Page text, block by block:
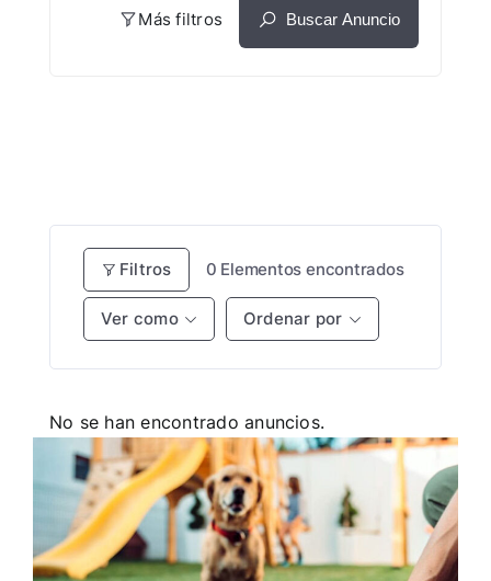
Más filtros Buscar Anuncio
Filtros 0 Elementos encontrados
Ver como Ordenar por
No se han encontrado anuncios.